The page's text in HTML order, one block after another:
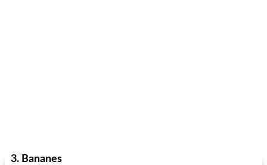
3. Bananes